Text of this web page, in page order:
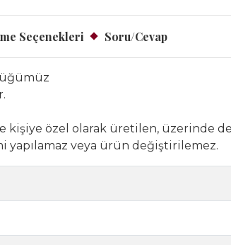
Seçenekleri Soru/Cevap
kişiye özel olarak üretilen, üzerinde
yapılamaz veya ürün değiştirilemez.